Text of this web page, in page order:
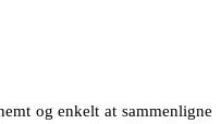
og enkelt at sammenligne